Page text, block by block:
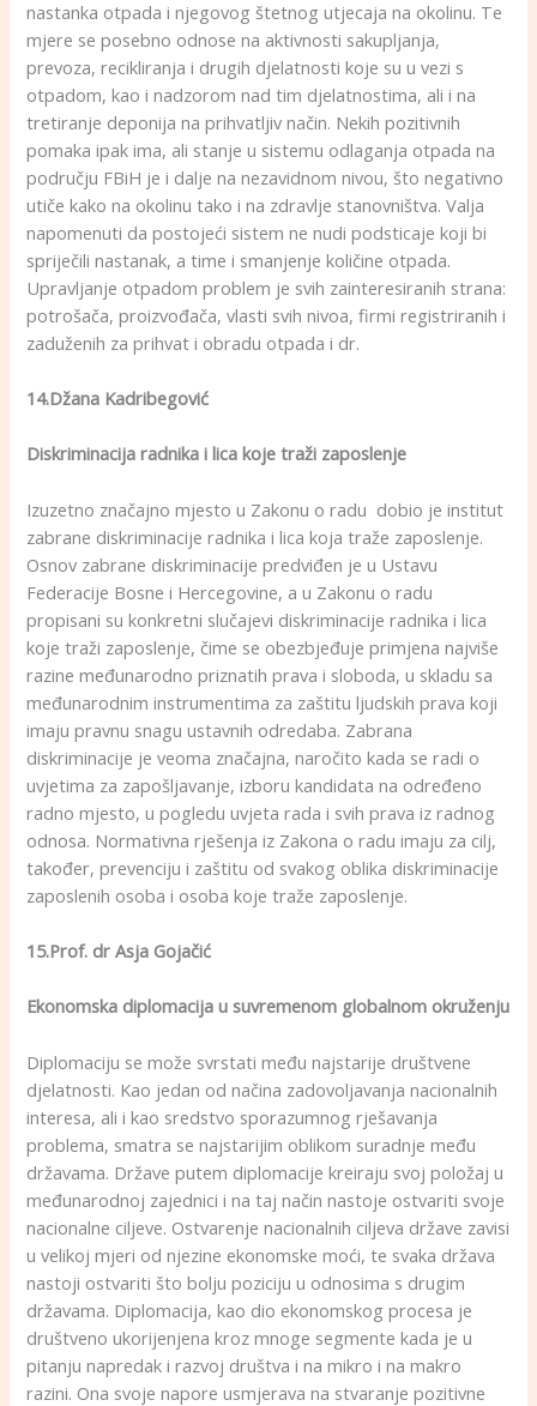
nastanka otpada i njegovog štetnog utjecaja na okolinu. Te
mjere se posebno odnose na aktivnosti sakupljanja,
prevoza, recikliranja i drugih djelatnosti koje su u vezi s
otpadom, kao i nadzorom nad tim djelatnostima, ali i na
tretiranje deponija na prihvatljiv način. Nekih pozitivnih
pomaka ipak ima, ali stanje u sistemu odlaganja otpada na
području FBiH je i dalje na nezavidnom nivou, što negativno
utiče kako na okolinu tako i na zdravlje stanovništva. Valja
napomenuti da postojeći sistem ne nudi podsticaje koji bi
spriječili nastanak, a time i smanjenje količine otpada.
Upravljanje otpadom problem je svih zainteresiranih strana:
potrošača, proizvođača, vlasti svih nivoa, firmi registriranih i
zaduženih za prihvat i obradu otpada i dr.
14.Džana Kadribegović
Diskriminacija radnika i lica koje traži zaposlenje
Izuzetno značajno mjesto u Zakonu o radu dobio je institut
zabrane diskriminacije radnika i lica koja traže zaposlenje.
Osnov zabrane diskriminacije predviđen je u Ustavu
Federacije Bosne i Hercegovine, a u Zakonu o radu
propisani su konkretni slučajevi diskriminacije radnika i lica
koje traži zaposlenje, čime se obezbjeđuje primjena najviše
razine međunarodno priznatih prava i sloboda, u skladu sa
međunarodnim instrumentima za zaštitu ljudskih prava koji
imaju pravnu snagu ustavnih odredaba. Zabrana
diskriminacije je veoma značajna, naročito kada se radi o
uvjetima za zapošljavanje, izboru kandidata na određeno
radno mjesto, u pogledu uvjeta rada i svih prava iz radnog
odnosa. Normativna rješenja iz Zakona o radu imaju za cilj,
također, prevenciju i zaštitu od svakog oblika diskriminacije
zaposlenih osoba i osoba koje traže zaposlenje.
15.Prof. dr Asja Gojačić
Ekonomska diplomacija u suvremenom globalnom okruženju
Diplomaciju se može svrstati među najstarije društvene
djelatnosti. Kao jedan od načina zadovoljavanja nacionalnih
interesa, ali i kao sredstvo sporazumnog rješavanja
problema, smatra se najstarijim oblikom suradnje među
državama. Države putem diplomacije kreiraju svoj položaj u
međunarodnoj zajednici i na taj način nastoje ostvariti svoje
nacionalne ciljeve. Ostvarenje nacionalnih ciljeva države zavisi
u velikoj mjeri od njezine ekonomske moći, te svaka država
nastoji ostvariti što bolju poziciju u odnosima s drugim
državama. Diplomacija, kao dio ekonomskog procesa je
društveno ukorijenjena kroz mnoge segmente kada je u
pitanju napredak i razvoj društva i na mikro i na makro
razini. Ona svoje napore usmjerava na stvaranje pozitivne